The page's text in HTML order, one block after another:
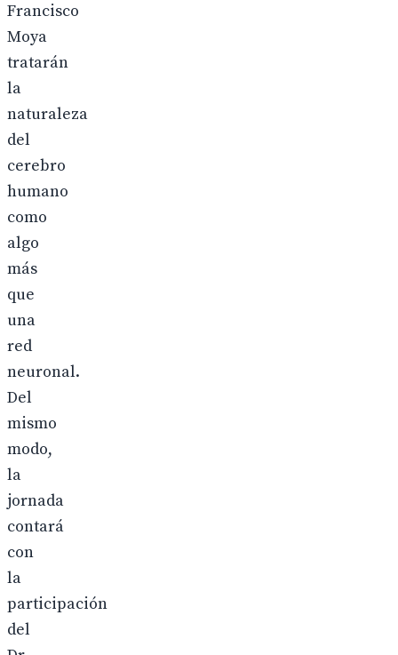
Francisco
Moya
tratarán
la
naturaleza
del
cerebro
humano
como
algo
más
que
una
red
neuronal.
Del
mismo
modo,
la
jornada
contará
con
la
participación
del